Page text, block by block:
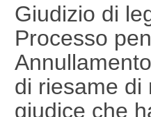
Giudizio di
Processo
di riesame di
giudice che